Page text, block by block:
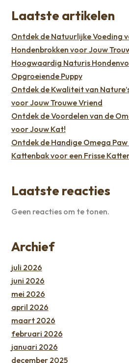
Laatste artikelen
Ontdek de Natuurlijke Voeding
Hondenbrokken voor Jouw
Hoogwaardig Naturis
Opgroeiende Puppy
Ontdek de Kwaliteit van
voor Jouw Trouwe Vriend
Ontdek de Voordelen van de
voor Jouw Kat!
Ontdek de Handige Omega
Kattenbak voor een Frisse
Laatste reacties
Geen reacties om te tonen.
Archief
juli 2026
juni 2026
mei 2026
april 2026
maart 2026
februari 2026
januari 2026
december 2025